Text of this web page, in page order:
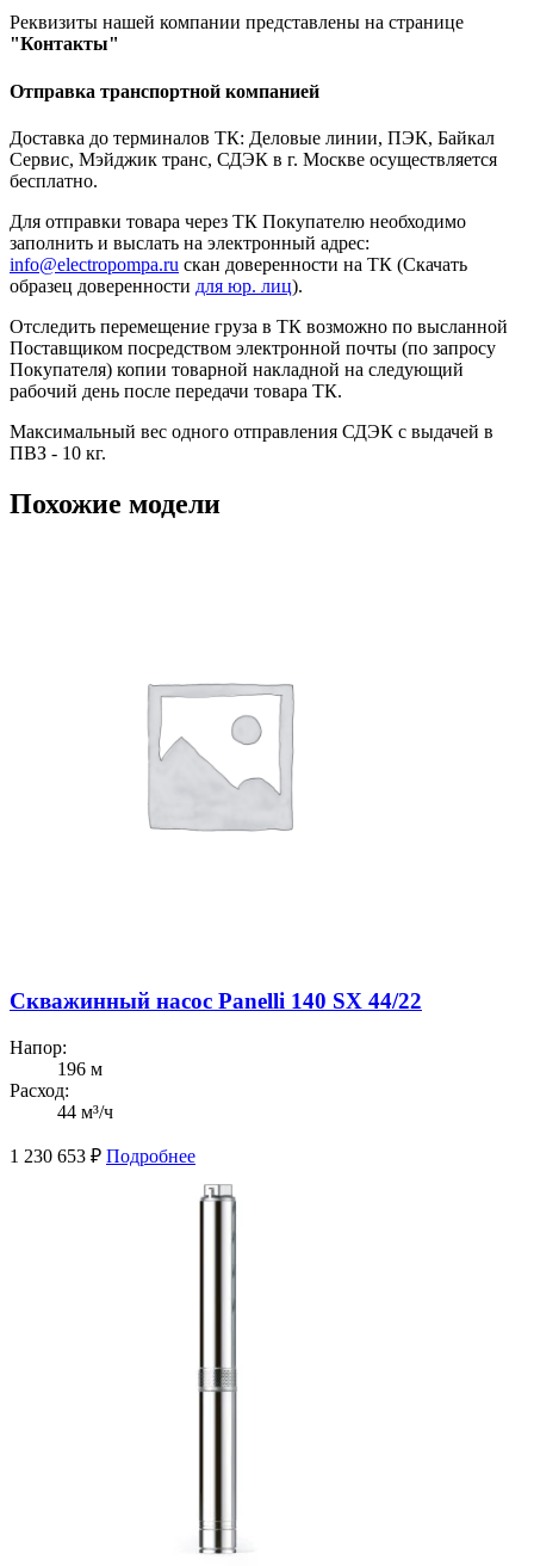
Реквизиты нашей компании представлены на странице
"Контакты"
Отправка транспортной компанией
Доставка до терминалов ТК: Деловые линии, ПЭК, Байкал
Сервис, Мэйджик транс, СДЭК в г. Москве осуществляется
бесплатно.
Для отправки товара через ТК Покупателю необходимо
заполнить и выслать на электронный адрес:
info@electropompa.ru скан доверенности на ТК (Скачать
образец доверенности для юр. лиц).
Отследить перемещение груза в ТК возможно по высланной
Поставщиком посредством электронной почты (по запросу
Покупателя) копии товарной накладной на следующий
рабочий день после передачи товара ТК.
Максимальный вес одного отправления СДЭК с выдачей в
ПВЗ - 10 кг.
Похожие модели
Скважинный насос Panelli 140 SX 44/22
Напор:
196 м
Расход:
44 м³/ч
1 230 653 ₽ Подробнее